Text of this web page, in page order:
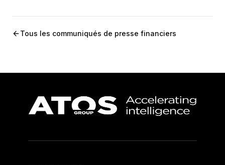
Tous les communiqués de presse financiers